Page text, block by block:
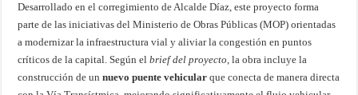
Desarrollado en el corregimiento de Alcalde Díaz, este proyecto forma
parte de las iniciativas del Ministerio de Obras Públicas (MOP) orientadas
a modernizar la infraestructura vial y aliviar la congestión en puntos
críticos de la capital. Según elbrief del proyecto, la obra incluye la
construcción de unnuevo puente vehicular que conecta de manera directa